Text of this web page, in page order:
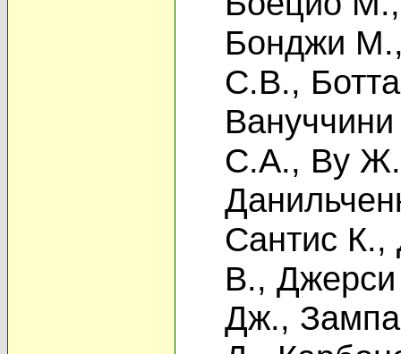
Бонджи М.
С.В.,
С.А., Ву Ж.
Сантис К.,
В.,
Дж.,